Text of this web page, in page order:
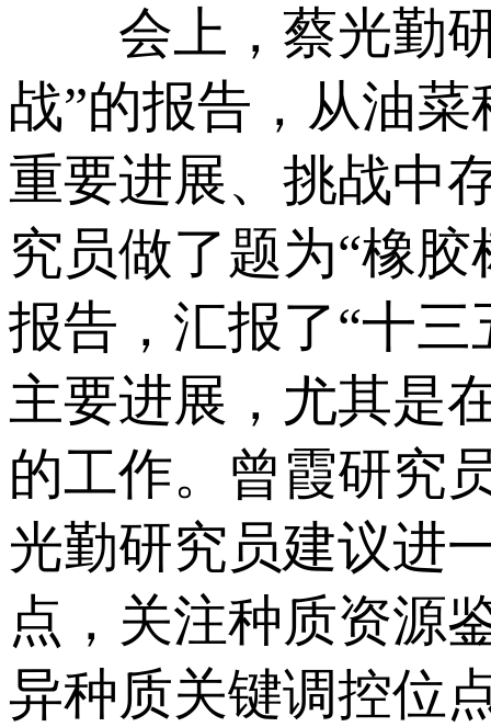
会上，蔡光勤研
战”的报告，从油
重要进展、挑战中
究员做了题为“橡
报告，汇报了“十
主要进展，尤其是
的工作。曾霞研究
光勤研究员建议进
点，关注种质资源
异种质关键调控位